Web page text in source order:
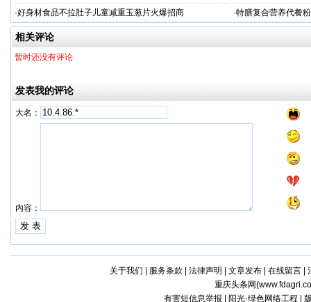
牌
·好身材食品不拉肚子儿童减重玉葱片火爆招商 ·特膳复合营养代餐
牌代工
相关评论
暂时还没有评论
发表我的评论
大名：
内容：
关于我们 服务条款 法律声明 文章发布| 在线留言|
重庆头条网(
有害短信息举报 | 阳光·绿色网络工程 |